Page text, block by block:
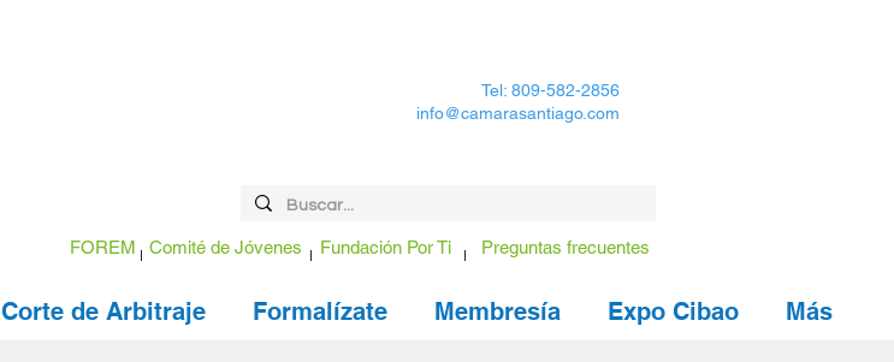
Tel: 809-582-2856
info@camarasantiago.com
FOREM Comité de Jóvenes Fundación Por Ti Preguntas frecuentes
Corte de Arbitraje Formalízate Membresía Expo Cibao Más